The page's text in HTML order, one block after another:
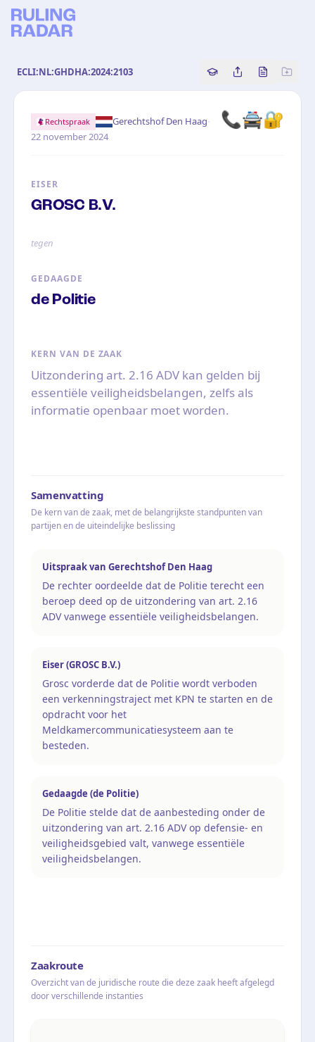
ECLI:NL:GHDHA:2024:2103 Copy source
Share this
Bekijk
📞🚔🔐
Rechtspraak Gerechtshof Den Haag·
22 november 2024
EISER
GROSC B.V.
tegen
GEDAAGDE
de Politie
KERN VAN DE ZAAK
Uitzondering art. 2.16 ADV kan gelden bij
essentiële veiligheidsbelangen, zelfs als
informatie openbaar moet worden.
Samenvatting
De kern van de zaak, met de belangrijkste standpunten van
partijen en de uiteindelijke beslissing
Uitspraak van Gerechtshof Den Haag
De rechter oordeelde dat de Politie terecht een
beroep deed op de uitzondering van art. 2.16
ADV vanwege essentiële veiligheidsbelangen.
Eiser (GROSC B.V.)
Grosc vorderde dat de Politie wordt verboden
een verkenningstraject met KPN te starten en de
opdracht voor het
Meldkamercommunicatiesysteem aan te
besteden.
Gedaagde (de Politie)
De Politie stelde dat de aanbesteding onder de
uitzondering van art. 2.16 ADV op defensie- en
veiligheidsgebied valt, vanwege essentiële
veiligheidsbelangen.
Zaakroute
Overzicht van de juridische route die deze zaak heeft afgelegd
door verschillende instanties